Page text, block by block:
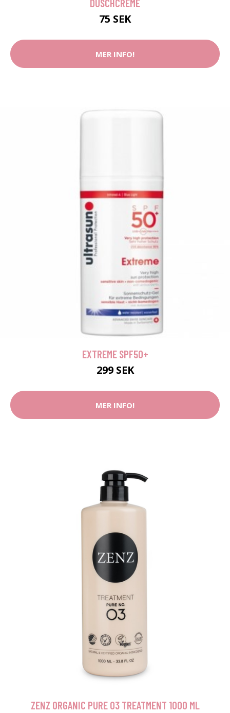
DUSCHCREME
75 SEK
MER INFO!
EXTREME SPF50+
299 SEK
MER INFO!
ZENZ ORGANIC PURE 03 TREATMENT 1000 ML